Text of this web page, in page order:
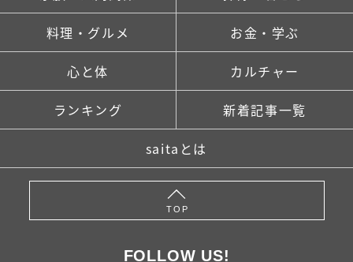
料理・グルメ お金・学ぶ
心と体 カルチャー
ランキング 新着記事一覧
saitaとは
TOP
FOLLOW US!